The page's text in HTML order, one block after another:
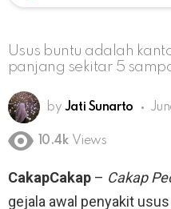
Usus buntu adalah
panjang sekitar 5
by Jati Sunarto
10.4k Views
CakapCakap – Cakap
gejala awal penyakit